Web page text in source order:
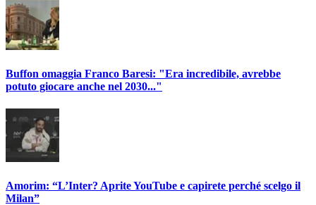
Buffon omaggia Franco Baresi: "Era incredibile, avrebbe
potuto giocare anche nel 2030..."
Amorim: “L’Inter? Aprite YouTube e capirete perché scelgo il
Milan”